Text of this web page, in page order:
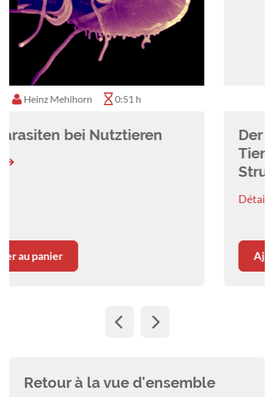
Ulrich Herzog
Der österreichische
Ajouter au panier
Retour à la vue d'ensemble